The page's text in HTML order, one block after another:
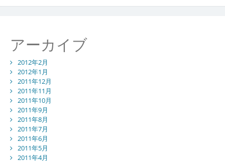
アーカイブ
2012年2月
2012年1月
2011年12月
2011年11月
2011年10月
2011年9月
2011年8月
2011年7月
2011年6月
2011年5月
2011年4月